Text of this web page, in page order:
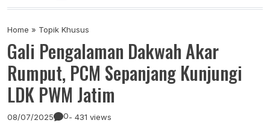
Majelis Tabligh Muhammadiyah
Syiar Dakwah Islam Berkemajuan dan
Home » Topik Khusus
Gali Pengalaman Dakwah Akar
Rumput, PCM Sepanjang Kunjungi
LDK PWM Jatim
08/07/2025 0- 431 views